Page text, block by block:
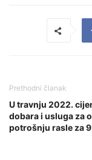
Prethodni članak
U travnju 2022.
dobara i usluga za
potrošnju rasle za